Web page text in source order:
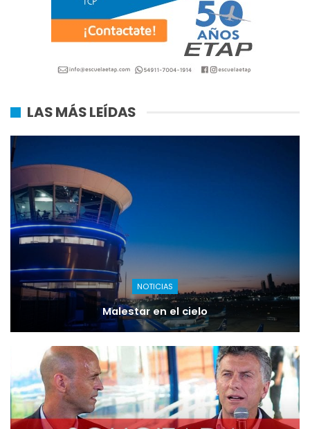
LAS MÁS LEÍDAS
NOTICIAS
Malestar en el cielo